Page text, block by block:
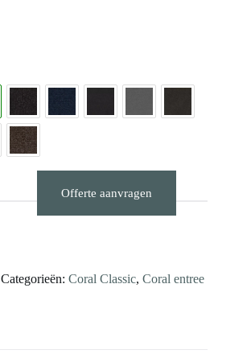
Offerte aanvragen
Categorieën: Coral Classic, Coral entree